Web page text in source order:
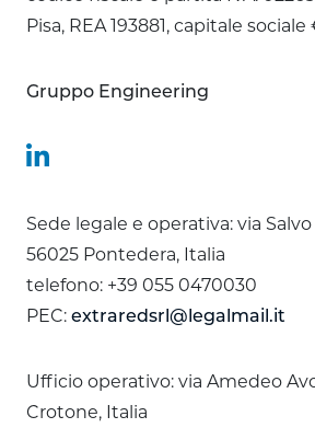
Pisa, REA 193881, capitale sociale
Gruppo Engineering
Sede legale e operativa: via
56025 Pontedera, Italia
telefono: +39 055 0470030
PEC: extraredsrl@legalmail.it
Ufficio operativo: via Amedeo
Crotone, Italia